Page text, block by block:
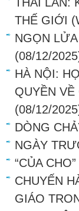
THẾ GIỚI
NGỌN
(08/12/
HÀ NỘI:
QUYỀN
(08/12/
DÒNG
NGÀY
“CỦA
CHUYẾN
GIÁO